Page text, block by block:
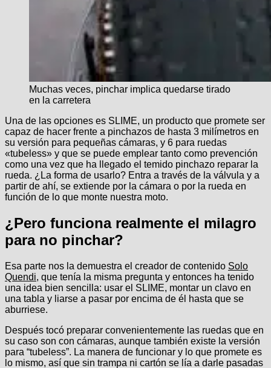
Muchas veces, pinchar implica quedarse tirado
en la carretera
Una de las opciones es SLIME, un producto que promete ser
capaz de hacer frente a pinchazos de hasta 3 milímetros en
su versión para pequeñas cámaras, y 6 para ruedas
«tubeless» y que se puede emplear tanto como prevención
como una vez que ha llegado el temido pinchazo reparar la
rueda. ¿La forma de usarlo? Entra a través de la válvula y a
partir de ahí, se extiende por la cámara o por la rueda en
función de lo que monte nuestra moto.
¿Pero funciona realmente el milagro
para no pinchar?
Esa parte nos la demuestra el creador de contenido Solo
Quendi, que tenía la misma pregunta y entonces ha tenido
una idea bien sencilla: usar el SLIME, montar un clavo en
una tabla y liarse a pasar por encima de él hasta que se
aburriese.
Después tocó preparar convenientemente las ruedas que en
su caso son con cámaras, aunque también existe la versión
para “tubeless”. La manera de funcionar y lo que promete es
lo mismo, así que sin trampa ni cartón se lía a darle pasadas